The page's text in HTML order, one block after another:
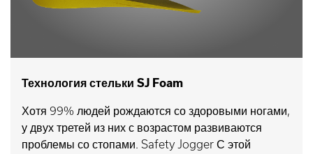
Технология стельки SJ Foam
Хотя 99% людей рождаются со здоровыми ногами,
у двух третей из них с возрастом развиваются
проблемы со стопами. Safety Jogger С этой